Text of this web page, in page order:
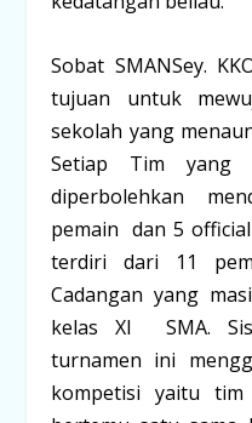
Sobat SMANSey.
tujuan untuk
sekolah yang
Setiap Tim yang
diperbolehkan
pemain dan 5
terdiri dari 11
Cadangan yang
kelas XI SMA.
turnamen ini
kompetisi yaitu